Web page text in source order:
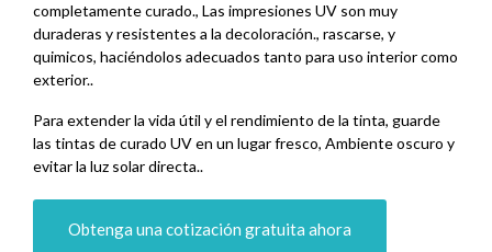
completamente curado., Las impresiones UV son muy
duraderas y resistentes a la decoloración., rascarse, y
quimicos, haciéndolos adecuados tanto para uso interior como
exterior..
Para extender la vida útil y el rendimiento de la tinta, guarde
las tintas de curado UV en un lugar fresco, Ambiente oscuro y
evitar la luz solar directa..
Obtenga una cotización gratuita ahora